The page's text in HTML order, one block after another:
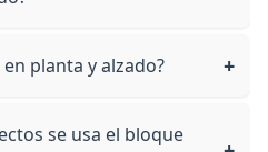
planta y alzado?
se usa el bloque